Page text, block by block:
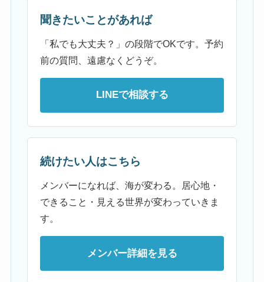
聞きたいことがあれば
「私でも大丈夫？」の段階でOKです。予約
前の質問、遠慮なくどうぞ。
LINEで相談する
続けたい人はこちら
メンバーになれば、海が変わる。居心地・
できること・見える世界が変わっていきま
す。
メンバー詳細を見る